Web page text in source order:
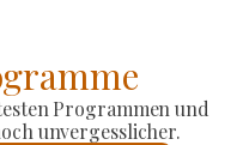
Programmen und
unvergesslicher.